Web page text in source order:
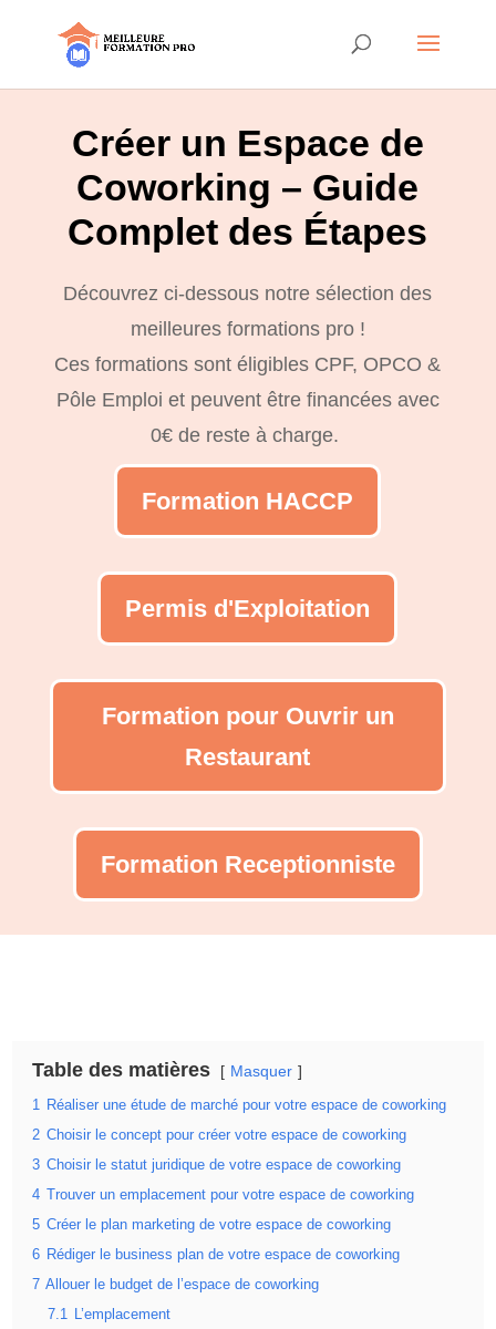
Créer un Espace de
Coworking – Guide
Complet des Étapes
Découvrez ci-dessous notre sélection des
meilleures formations pro !
Ces formations sont éligibles CPF, OPCO &
Pôle Emploi et peuvent être financées avec
0€ de reste à charge.
Formation HACCP
Permis d'Exploitation
Formation pour Ouvrir un
Restaurant
Formation Receptionniste
Table des matières Masquer
1 Réaliser une étude de marché pour votre espace de coworking
2 Choisir le concept pour créer votre espace de coworking
3 Choisir le statut juridique de votre espace de coworking
4
Trouver un emplacement pour votre espace de coworking
5 Créer le plan marketing de votre espace de coworking
6 Rédiger le business plan de votre espace de coworking
7 Allouer le budget de l’espace de coworking
7.1 L’emplacement